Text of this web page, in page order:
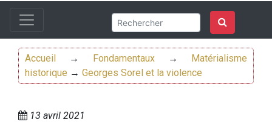
Accueil → Fondamentaux→
Matérialisme
historique → Georges Sorel et la violence
13 avril 2021